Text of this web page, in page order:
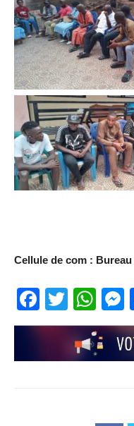
Cellule de com :
Twitter